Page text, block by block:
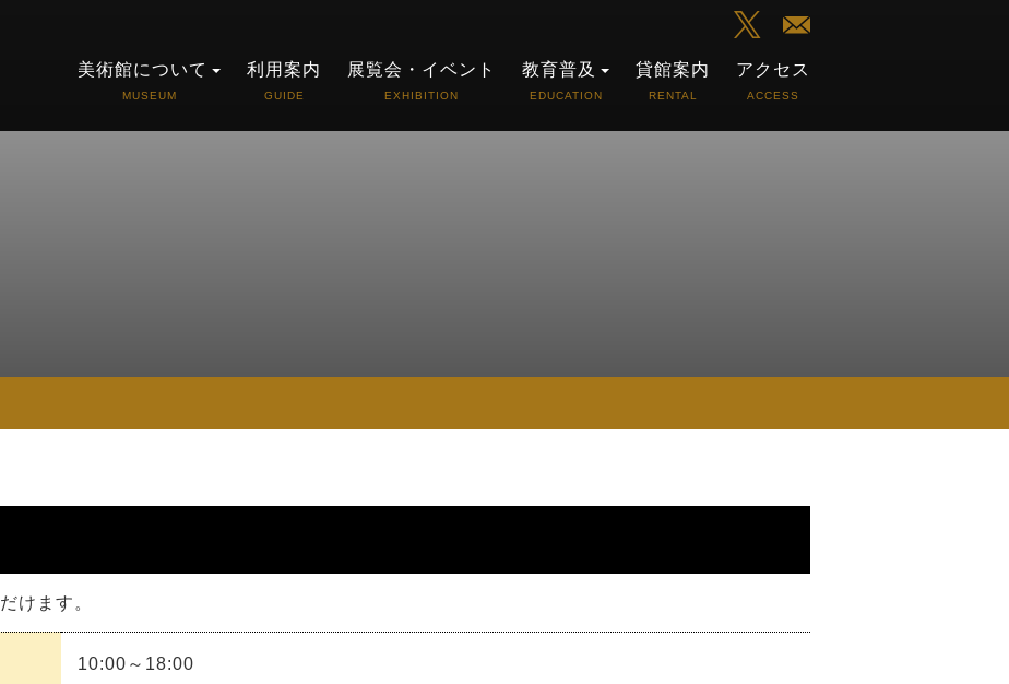
美術館について
MUSEUM
利用案内
GUIDE
展覧会・イベント
EXHIBITION
教育普及
EDUCATION
貸館案内
RENTAL
アクセス
ACCESS
けます。
10:00～18:00